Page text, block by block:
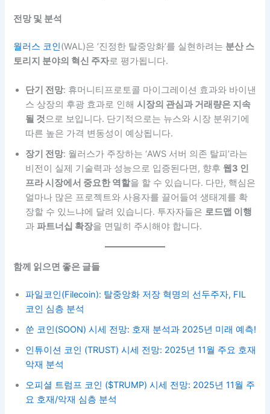
전망 및 분석
월러스 코인(WAL)은 ‘진정한 탈중앙화’를 실현하려는 분산 스
토리지 분야의 혁신 주자로 평가됩니다.
단기 전망: 휴머니티프로토콜 마이그레이션 효과와 바이낸
스 상장의 후광 효과로 인해시장의 관심과 거래량은 지속
될 것으로 보입니다. 단기적으로는 뉴스와 시장 분위기에
따른 높은 가격 변동성이 예상됩니다.
장기 전망: 월러스가 주장하는 ‘AWS 서버 의존 탈피’라는
비전이 실제 기술력과 성능으로 입증된다면, 향후 웹3 인
프라 시장에서 중요한 역할을 할 수 있습니다. 다만, 핵심은
얼마나 많은 프로젝트와 사용자를 끌어들여 생태계를 확
장할 수 있느냐에 달려 있습니다. 투자자들은 로드맵 이행
과 파트너십 확장을 면밀히 주시해야 합니다.
함께 읽으면 좋은 글들
파일코인(Filecoin): 탈중앙화 저장 혁명의 선두주자, FIL
코인 심층 분석
쑨 코인(SOON) 시세 전망: 호재 분석과 2025년 미래 예측!
인튜이션 코인 (TRUST) 시세 전망: 2025년 11월 주요 호재
악재 분석
오피셜 트럼프 코인 ($TRUMP) 시세 전망: 2025년 11월 주
요 호재/악재 심층 분석